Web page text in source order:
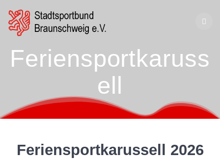
Feriensportkaruss
ell
Feriensportkarussell 2026